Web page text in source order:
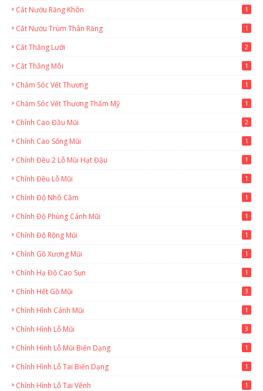
Cắt Nướu Răng Khôn 1
Cắt Nướu Trùm Thân Răng 1
Cắt Thắng Lưỡi 2
Cắt Thắng Môi 1
Chăm Sóc Vết Thương 1
Chăm Sóc Vết Thương Thẩm Mỹ 1
Chỉnh Cao Đầu Mũi 2
Chỉnh Cao Sống Mũi 1
Chỉnh Đều 2 Lỗ Mũi Hạt Đậu 1
Chỉnh Đều Lỗ Mũi 1
Chỉnh Độ Nhô Cằm 1
Chỉnh Độ Phùng Cánh Mũi 1
Chỉnh Độ Rộng Mũi 1
Chỉnh Gồ Xương Mũi 1
Chỉnh Hạ Độ Cao Sụn 1
Chỉnh Hết Gồ Mũi 3
Chỉnh Hình Cánh Mũi 1
Chỉnh Hình Lỗ Mũi 3
Chỉnh Hình Lỗ Mũi Biến Dạng 1
Chỉnh Hình Lỗ Tai Biến Dạng 1
Chỉnh Hình Lỗ Tai Vểnh 1